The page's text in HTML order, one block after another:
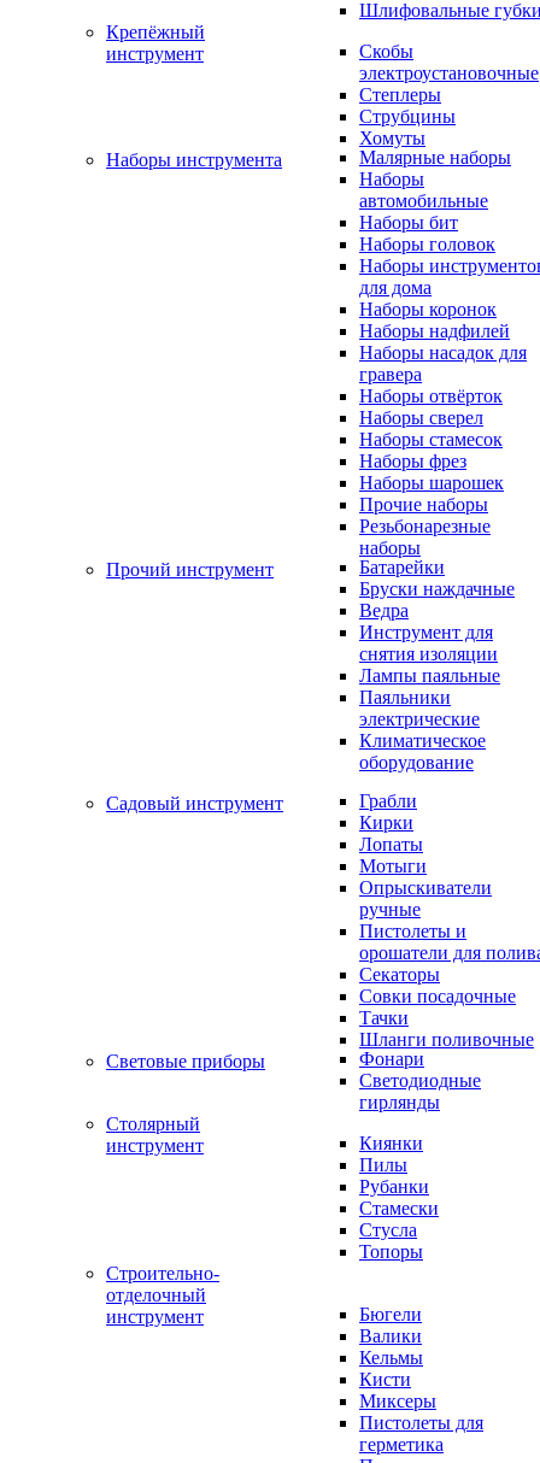
Шлифовальные
Крепёжный
инструмент
Скобы
электроустановочные
Степлеры
Струбцины
Хомуты
Наборы инструмента
Малярные наборы
Наборы
автомобильные
Наборы бит
Наборы головок
Наборы
для дома
Наборы коронок
Наборы надфилей
Наборы насадок для
гравера
Наборы отвёрток
Наборы сверел
Наборы стамесок
Наборы фрез
Наборы шарошек
Прочие наборы
Резьбонарезные
наборы
Прочий инструмент
Батарейки
Бруски наждачные
Ведра
Инструмент для
снятия изоляции
Лампы паяльные
Паяльники
электрические
Климатическое
оборудование
Садовый инструмент
Грабли
Кирки
Лопаты
Мотыги
Опрыскиватели
ручные
Пистолеты и
орошатели для
Секаторы
Совки посадочные
Тачки
Шланги поливочные
Световые приборы
Фонари
Светодиодные
гирлянды
Столярный
инструмент
Киянки
Пилы
Рубанки
Стамески
Стусла
Топоры
Строительно-
отделочный
инструмент
Бюгели
Валики
Кельмы
Кисти
Миксеры
Пистолеты для
герметика